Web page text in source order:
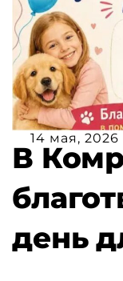
14 мая, 2026
В
день